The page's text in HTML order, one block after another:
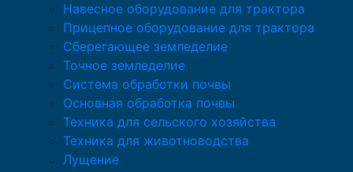
Навесное оборудование для трактора
Прицепное оборудование для трактора
Сберегающее земледелие
Точное земледелие
Система обработки почвы
Основная обработка почвы
Техника для сельского хозяйства
Техника для животноводства
Лущение